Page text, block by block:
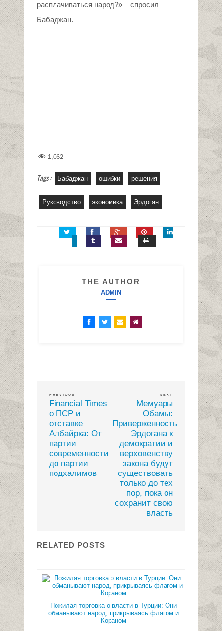
расплачиваться народ?» – спросил
Бабаджан.
1,062
Tags : Бабаджан ошибки решения
Руководство экономика Эрдоган
THE AUTHOR
ADMIN
PREVIOUS
Financial Times
о ПСР и
отставке
Албайрка: От
партии
современности
до партии
подхалимов
NEXT
Мемуары
Обамы:
Приверженность
Эрдогана к
демократии и
верховенству
закона будут
существовать
только до тех
пор, пока он
сохранит свою
власть
RELATED POSTS
Пожилая торговка о власти в Турции: Они
обманывают народ, прикрываясь флагом и
Кораном